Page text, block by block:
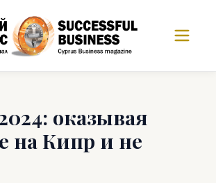
оказывая
на Кипр и не